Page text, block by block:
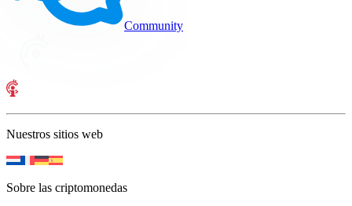
Community
Nuestros sitios web
Sobre las criptomonedas